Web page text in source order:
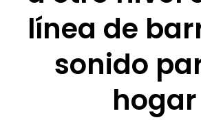
línea de
sonido
hogar